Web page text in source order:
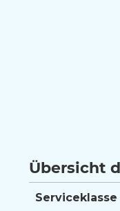
Übersicht
Serviceklasse